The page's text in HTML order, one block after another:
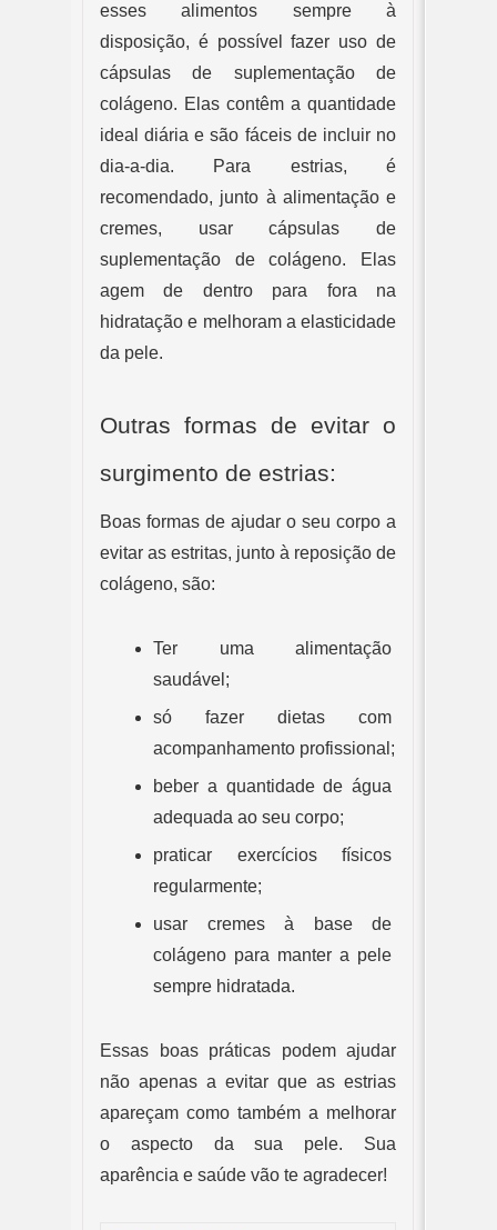
esses alimentos sempre à
disposição, é possível fazer uso de
cápsulas de suplementação de
colágeno. Elas contêm a quantidade
ideal diária e são fáceis de incluir no
dia-a-dia. Para estrias, é
recomendado, junto à alimentação e
cremes, usar cápsulas de
suplementação de colágeno. Elas
agem de dentro para fora na
hidratação e melhoram a elasticidade
da pele.
Outras formas de evitar o
surgimento de estrias:
Boas formas de ajudar o seu corpo a
evitar as estritas, junto à reposição de
colágeno, são:
Ter uma alimentação
saudável;
só fazer dietas com
acompanhamento profissional;
beber a quantidade de água
adequada ao seu corpo;
praticar exercícios físicos
regularmente;
usar cremes à base de
colágeno para manter a pele
sempre hidratada.
Essas boas práticas podem ajudar
não apenas a evitar que as estrias
apareçam como também a melhorar
o aspecto da sua pele. Sua
aparência e saúde vão te agradecer!